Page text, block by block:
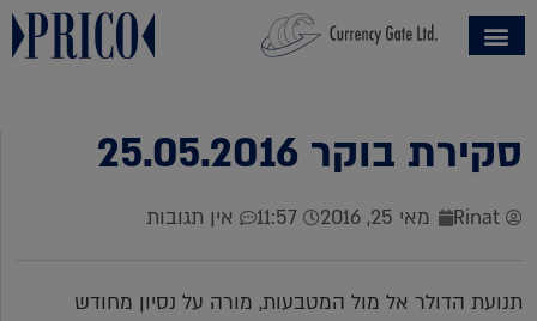
סקירת בוקר 25.05.2016
Rinat מאי 25, 2016 11:57 אין תגובות
תנועת הדולר אל מול המטבעות, מורה על נסיון מחודש